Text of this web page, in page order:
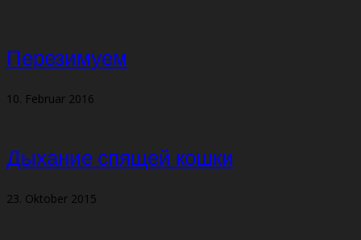
Перезимуем
10. Februar 2016
Дыхание спящей кошки
23. Oktober 2015